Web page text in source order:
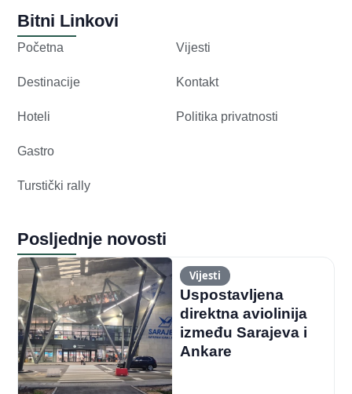
Bitni Linkovi
Početna
Destinacije
Hoteli
Gastro
Turstički rally
Vijesti
Kontakt
Politika privatnosti
Posljednje novosti
Vijesti
Uspostavljena
direktna aviolinija
između Sarajeva i
Ankare